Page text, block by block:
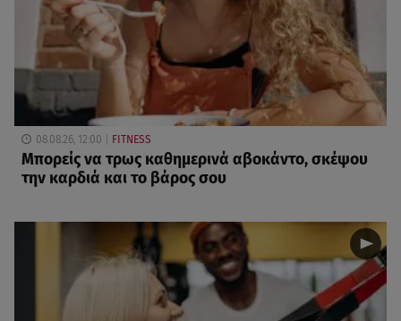
08.08.26, 12:00 FITNESS
Μπορείς να τρως καθημερινά αβοκάντο, σκέψου
την καρδιά και το βάρος σου